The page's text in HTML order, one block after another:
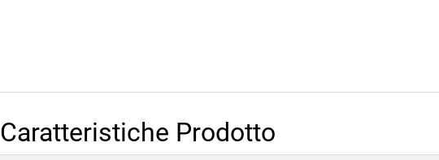
Caratteristiche Prodotto